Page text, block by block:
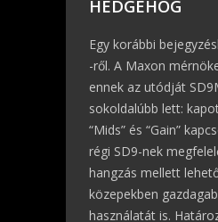
HEDGEHOG
Egy korábbi
-ről. A Maxon
ennek az utódját
sokoldalúbb lett:
“Mids” és “Gain”
régi SD9-nek
hangzás mellett
közepekben
használatát is.